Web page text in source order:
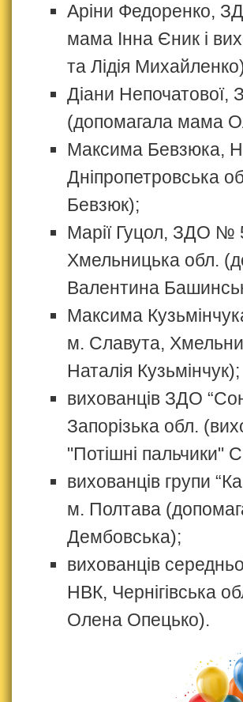
Аріни Федоренко,
мама Інна Єник і
та Лідія
Діани
(допомагала мама
Максима Бевзюка,
Дніпропетровська
Бевзюк);
Марії Гуцол, ЗДО №
Хмельницька обл.
Валентина
Максима
м. Славута,
Наталія Кузьмінчук);
вихованців ЗДО
Запорізька обл.
"Потішні пальчики"
вихованців групи
м. Полтава
Дембовська);
вихованців
НВК, Чернігівська
Олена Опецько).